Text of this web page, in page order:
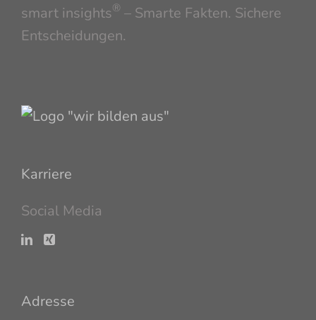
smart insights® – Smarte Fakten. Sichere
Entscheidungen.
Karriere
Social Media
Adresse